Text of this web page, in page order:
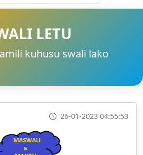
LETU
kuhusu swali lako
26-01-2023 04:55:53